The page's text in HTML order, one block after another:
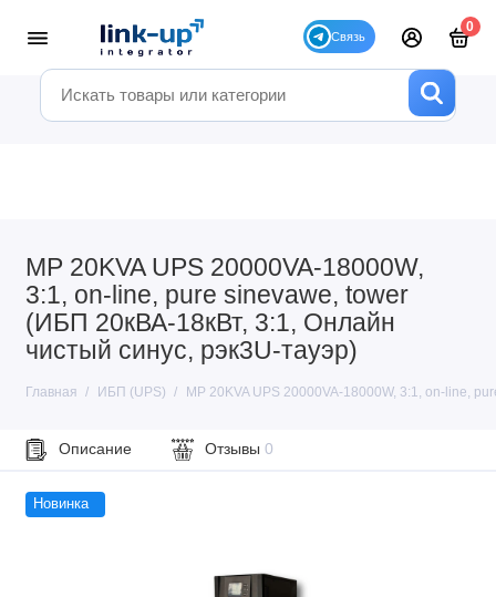
0
MP 20KVA UPS 20000VA-18000W,
3:1, on-line, pure sinevawe, tower
(ИБП 20кВА-18кВт, 3:1, Онлайн
чистый синус, рэк3U-тауэр)
Главная ИБП (UPS) MP 20KVA UPS 20000VA-18000W, 3:1, on-line,
Описание Отзывы 0
Новинка